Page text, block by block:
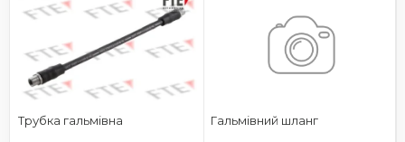
Трубка гальмівна Гальмівний шланг